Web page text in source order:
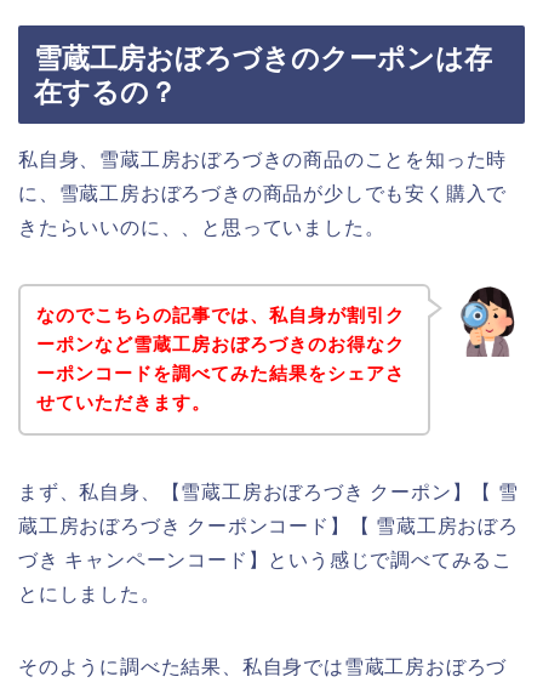
雪蔵工房おぼろづきのクーポンは存
在するの？
私自身、雪蔵工房おぼろづきの商品のことを知った時
に、雪蔵工房おぼろづきの商品が少しでも安く購入で
きたらいいのに、、と思っていました。
なのでこちらの記事では、私自身が割引ク
ーポンなど雪蔵工房おぼろづきのお得なク
ーポンコードを調べてみた結果をシェアさ
せていただきます。
まず、私自身、【雪蔵工房おぼろづき クーポン】【 雪
蔵工房おぼろづき クーポンコード】【 雪蔵工房おぼろ
づき キャンペーンコード】という感じで調べてみるこ
とにしました。
そのように調べた結果、私自身では雪蔵工房おぼろづ